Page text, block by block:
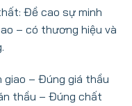
Đề cao sự minh
– có thương hiệu và
giao – Đúng giá thầu
thầu – Đúng chất